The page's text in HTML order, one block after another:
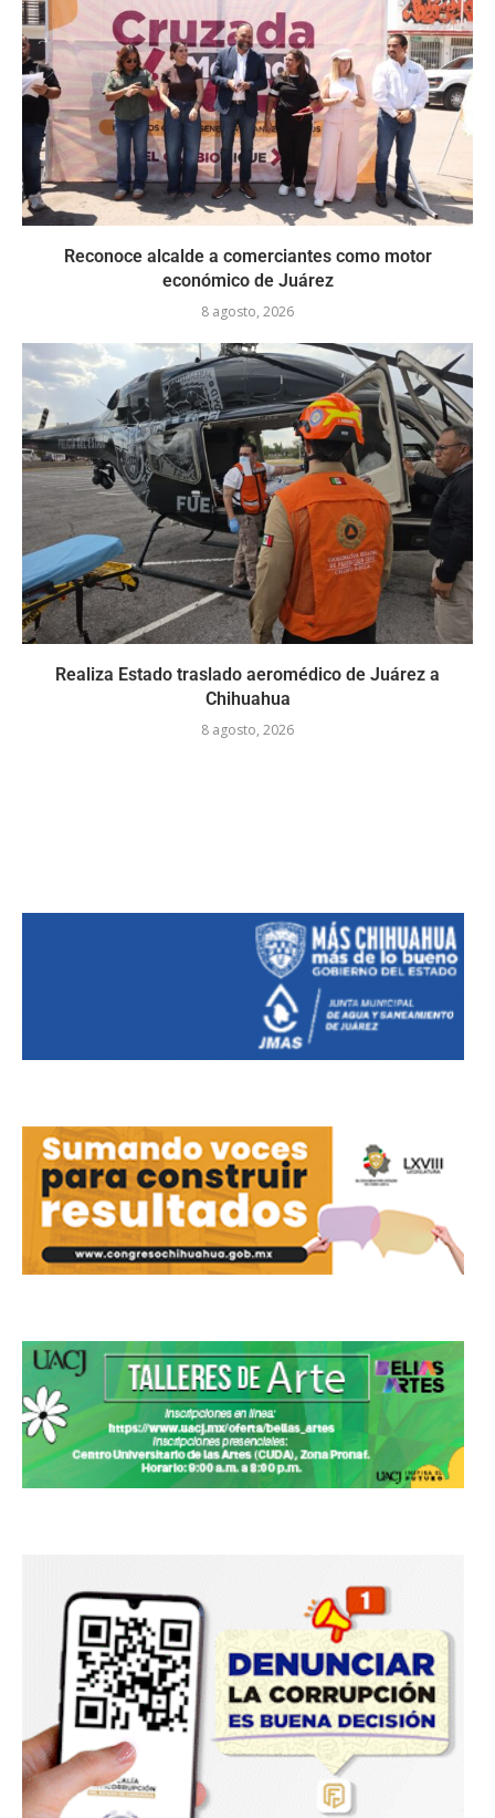
Reconoce alcalde a comerciantes como motor
económico de Juárez
8 agosto, 2026
Realiza Estado traslado aeromédico de Juárez a
Chihuahua
8 agosto, 2026